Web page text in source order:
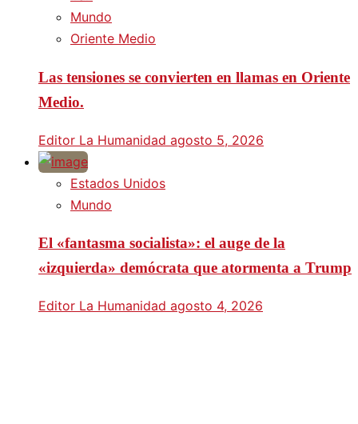
Mundo
Oriente Medio
Las tensiones se convierten en llamas en Oriente
Medio.
Editor La Humanidad agosto 5, 2026
Estados Unidos
Mundo
El «fantasma socialista»: el auge de la
«izquierda» demócrata que atormenta a Trump
Editor La Humanidad agosto 4, 2026